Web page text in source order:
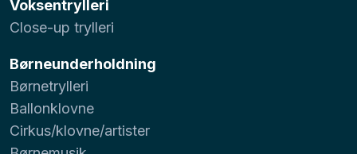
Voksentrylleri
Close-up trylleri
Børneunderholdning
Børnetrylleri
Ballonklovne
Cirkus/klovne/artister